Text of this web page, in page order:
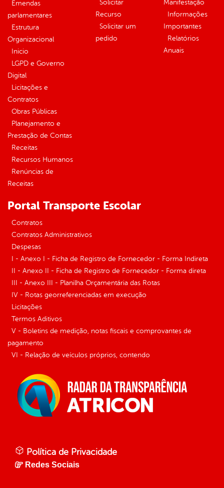
Emendas
parlamentares
Estrutura
Organizacional
Inicio
LGPD e Governo
Digital
Licitações e
Contratos
Obras Públicas
Planejamento e
Prestação de Contas
Receitas
Recursos Humanos
Renúncias de
Receitas
Solicitar
Recurso
Solicitar um
pedido
Manifestação
Informações
Importantes
Relatórios
Anuais
Portal Transporte Escolar
Contratos
Contratos Administrativos
Despesas
I - Anexo I - Ficha de Registro de Fornecedor - Forma Indireta
II - Anexo II - Ficha de Registro de Fornecedor - Forma direta
III - Anexo III - Planilha Orçamentária das Rotas
IV - Rotas georreferenciadas em execução
Licitações
Termos Aditivos
V - Boletins de medição, notas fiscais e comprovantes de
pagamento
VI - Relação de veículos próprios, contendo
Política de Privacidade
Redes Sociais